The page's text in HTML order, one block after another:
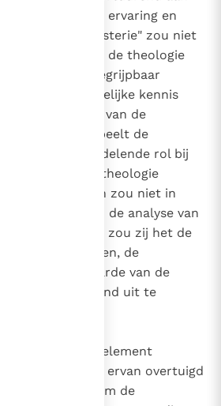
de menselijke ervaring en
maar dit "mysterie" zou niet
worden, en de theologie
wijze begrijpbaar
, als de menselijke kennis
tot de wereld van de
Aldus speelt de
bemiddelende rol bij
Een theologie
horizon zou niet in
te gaan dan de analyse van
bovendien zou zij het de
onmogelijk maken, de
waarde van de
omvattend uit te
metafysische element
is dat omdat ik ervan overtuigd
nemen weg is om de